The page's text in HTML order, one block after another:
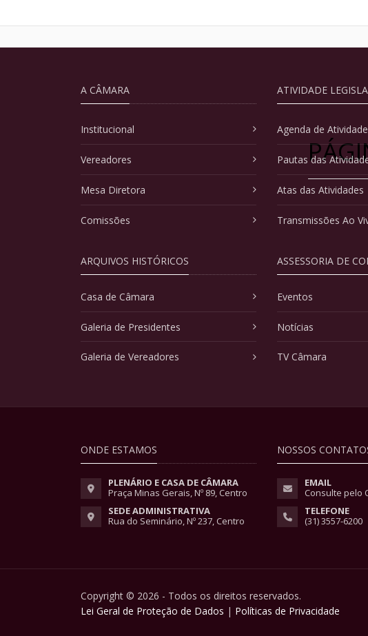
A CÂMARA
Institucional
Vereadores
Mesa Diretora
Comissões
ARQUIVOS HISTÓRICOS
Casa de Câmara
Galeria de Presidentes
Galeria de Vereadores
ATIVIDADE
Agenda de
Pautas das
Atas das Atividades
Transmissões Ao
ASSESSORIA DE
Eventos
Notícias
TV Câmara
ONDE ESTAMOS
PLENÁRIO E CASA DE CÂMARA
Praça Minas Gerais, Nº 89, Centro
SEDE ADMINISTRATIVA
Rua do Seminário, Nº 237, Centro
NOSSOS
EMAIL
Consulte pelo
TELEFONE
(31) 3557-6200
Copyright © 2026 - Todos os direitos reservados.
Lei Geral de Proteção de Dados | Políticas de Privacidade